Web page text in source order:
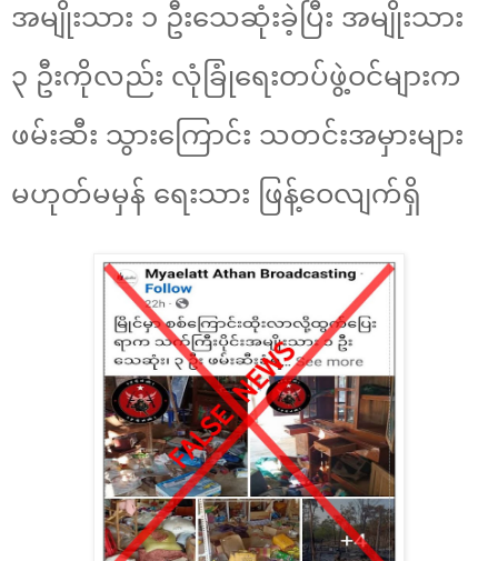
အမျိုးသား ၁ ဦးသေဆုံးခဲ့ပြီး အမျိုးသား
၃ ဦးကိုလည်း လုံခြုံရေးတပ်ဖွဲ့ဝင်များက
ဖမ်းဆီး သွားကြောင်း သတင်းအမှားများ
မဟုတ်မမှန် ရေးသား ဖြန့်ဝေလျက်ရှိ